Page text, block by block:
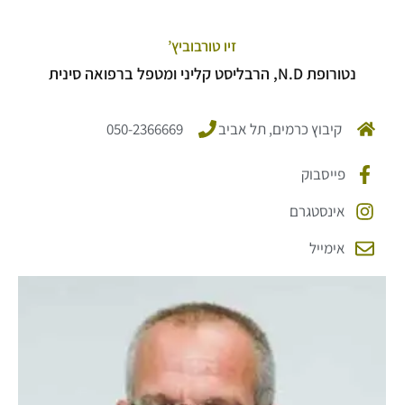
זיו טורבוביץ’
נטורופת N.D, הרבליסט קליני ומטפל ברפואה סינית
קיבוץ כרמים, תל אביב 050-2366669
פייסבוק
אינסטגרם
אימייל